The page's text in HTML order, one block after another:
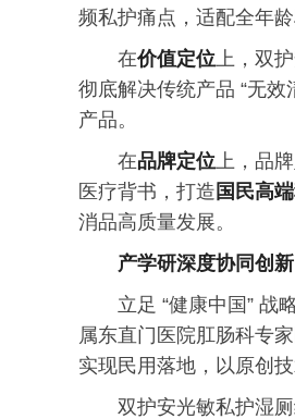
频私护痛点，适配全年
在价值定位上，双
彻底解决传统产品 “无
产品。
在品牌定位上，品
医疗背书，打造 国民高
消品高质量发展。
产学研深度协同创
立足 “健康中国” 战
属东直门医院肛肠科专
实现民用落地，以原创
双护安光敏私护湿